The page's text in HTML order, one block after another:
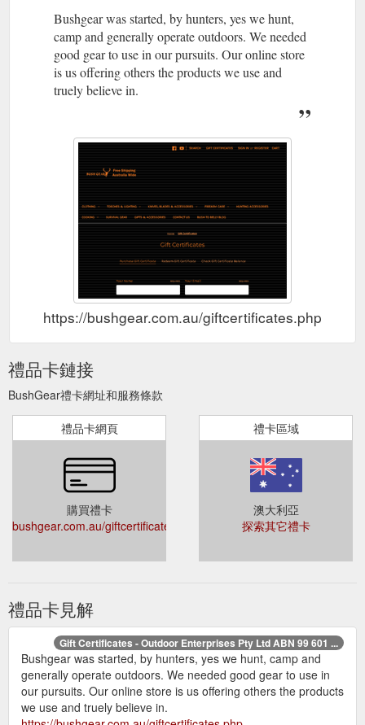
Bushgear was started, by hunters, yes we hunt,
camp and generally operate outdoors. We needed
good gear to use in our pursuits. Our online store
is us offering others the products we use and
truely believe in.
https://bushgear.com.au/giftcertificates.php
禮品卡鏈接
BushGear禮卡網址和服務條款
禮品卡網頁
購買禮卡
bushgear.com.au/giftcertificates.php
禮卡區域
澳大利亞
探索其它禮卡
禮品卡見解
Gift Certificates - Outdoor Enterprises Pty Ltd ABN 99 601 ...
Bushgear was started, by hunters, yes we hunt, camp and
generally operate outdoors. We needed good gear to use in
our pursuits. Our online store is us offering others the products
we use and truely believe in.